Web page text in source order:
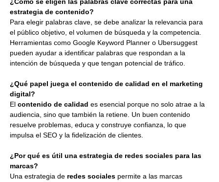
¿Cómo se eligen las palabras clave correctas para una
estrategia de contenido?
Para elegir palabras clave, se debe analizar la relevancia para
el público objetivo, el volumen de búsqueda y la competencia.
Herramientas como Google Keyword Planner o Ubersuggest
pueden ayudar a identificar palabras que respondan a la
intención de búsqueda y que tengan potencial de tráfico.
¿Qué papel juega el contenido de calidad en el marketing
digital?
El contenido de calidad es esencial porque no solo atrae a la
audiencia, sino que también la retiene. Un buen contenido
resuelve problemas, educa y construye confianza, lo que
impulsa el SEO y la fidelización de clientes.
¿Por qué es útil una estrategia de redes sociales para las
marcas?
Una estrategia de redes sociales permite a las marcas